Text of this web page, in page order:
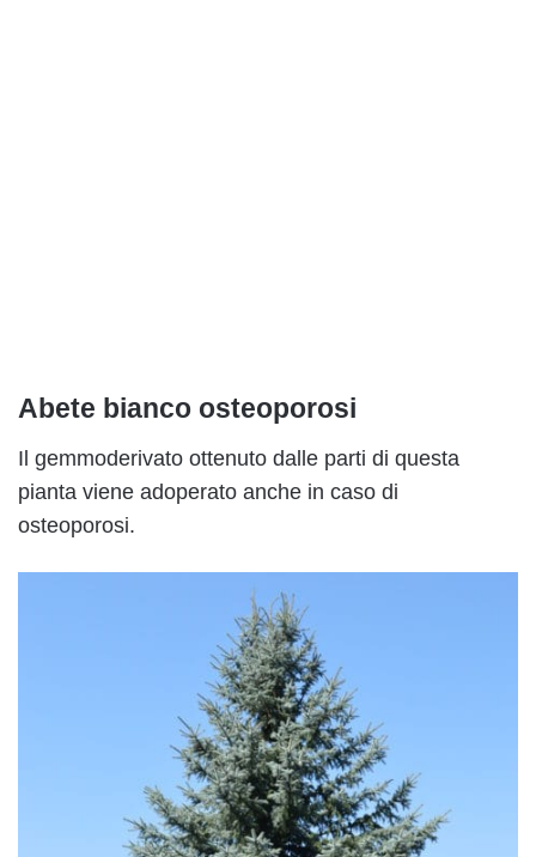
Abete bianco osteoporosi
Il gemmoderivato ottenuto dalle parti di questa
pianta viene adoperato anche in caso di
osteoporosi.